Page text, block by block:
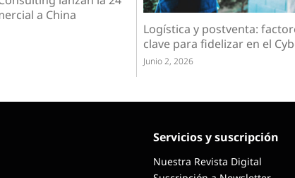
a China
Logística y postventa:
clave para fidelizar en el
Junio 2, 2026
Servicios y suscripción
Nuestra Revista Digital